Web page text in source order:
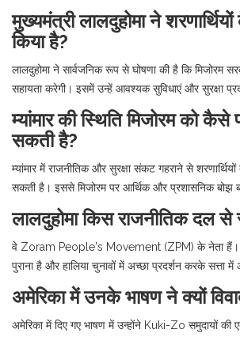
मुख्यमंत्री लालदुहोमा ने शरणार्थियों
किया है?
लालदुहोमा ने सार्वजनिक रूप से घोषणा की है कि मिजोरम
सहायता करेगी। इसमें उन्हें आवश्यक सुविधाएं और सुरक्षा
म्यांमार की स्थिति मिजोरम को कैसे
सकती है?
म्यांमार में राजनीतिक और सुरक्षा संकट गहराने से
सकती है। इससे मिजोरम पर आर्थिक और प्रशासनिक बोझ
लालदुहोमा किस राजनीतिक दल से
वे Zoram People's Movement (ZPM) के नेता हैं।
पुराना है और हालिया चुनावों में अच्छा प्रदर्शन करके सत्ता
अमेरिका में उनके भाषण ने क्यों
अमेरिका में दिए गए भाषण में उन्होंने Kuki-Zo समुदायों की